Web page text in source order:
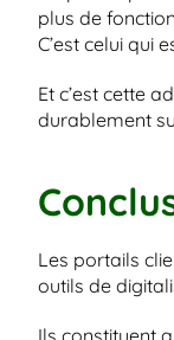
plus de
C’est celui qui
Et c’est cette
durablement
Les portails
outils de
Ils constituent